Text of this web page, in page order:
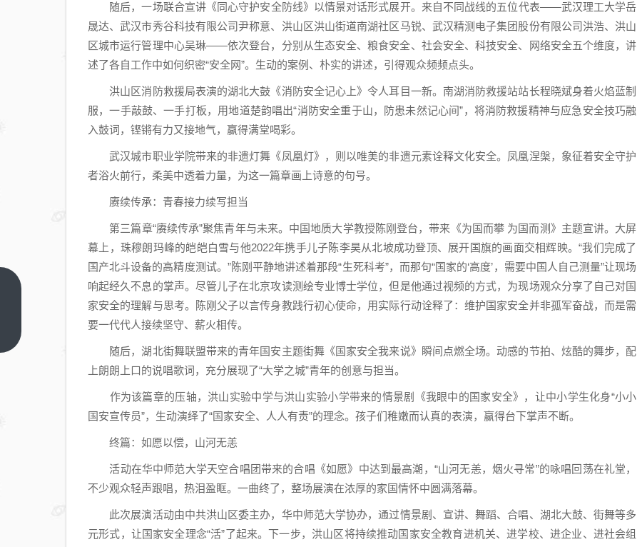
随后，一场联合宣讲《同心守护安全防线》以情景对话形式展开。来自不同战线的五位代表——武汉理工大学岳
晟达、武汉市秀谷科技有限公司尹称意、洪山区洪山街道南湖社区马锐、武汉精测电子集团股份有限公司洪浩、洪山
区城市运行管理中心吴琳——依次登台，分别从生态安全、粮食安全、社会安全、科技安全、网络安全五个维度，讲
述了各自工作中如何织密“安全网”。生动的案例、朴实的讲述，引得观众频频点头。
洪山区消防救援局表演的湖北大鼓《消防安全记心上》令人耳目一新。南湖消防救援站站长程晓斌身着火焰蓝制
服，一手敲鼓、一手打板，用地道楚韵唱出“消防安全重于山，防患未然记心间”，将消防救援精神与应急安全技巧融
入鼓词，铿锵有力又接地气，赢得满堂喝彩。
武汉城市职业学院带来的非遗灯舞《凤凰灯》，则以唯美的非遗元素诠释文化安全。凤凰涅槃，象征着安全守护
者浴火前行，柔美中透着力量，为这一篇章画上诗意的句号。
赓续传承：青春接力续写担当
第三篇章“赓续传承”聚焦青年与未来。中国地质大学教授陈刚登台，带来《为国而攀 为国而测》主题宣讲。大屏
幕上，珠穆朗玛峰的皑皑白雪与他2022年携手儿子陈李昊从北坡成功登顶、展开国旗的画面交相辉映。“我们完成了
国产北斗设备的高精度测试。”陈刚平静地讲述着那段“生死科考”，而那句“国家的‘高度’，需要中国人自己测量”让现场
响起经久不息的掌声。尽管儿子在北京攻读测绘专业博士学位，但是他通过视频的方式，为现场观众分享了自己对国
家安全的理解与思考。陈刚父子以言传身教践行初心使命，用实际行动诠释了：维护国家安全并非孤军奋战，而是需
要一代代人接续坚守、薪火相传。
随后，湖北街舞联盟带来的青年国安主题街舞《国家安全我来说》瞬间点燃全场。动感的节拍、炫酷的舞步，配
上朗朗上口的说唱歌词，充分展现了“大学之城”青年的创意与担当。
作为该篇章的压轴，洪山实验中学与洪山实验小学带来的情景剧《我眼中的国家安全》，让中小学生化身“小小
国安宣传员”，生动演绎了“国家安全、人人有责”的理念。孩子们稚嫩而认真的表演，赢得台下掌声不断。
终篇：如愿以偿，山河无恙
活动在华中师范大学天空合唱团带来的合唱《如愿》中达到最高潮，“山河无恙，烟火寻常”的咏唱回荡在礼堂，
不少观众轻声跟唱，热泪盈眶。一曲终了，整场展演在浓厚的家国情怀中圆满落幕。
此次展演活动由中共洪山区委主办，华中师范大学协办，通过情景剧、宣讲、舞蹈、合唱、湖北大鼓、街舞等多
元形式，让国家安全理念“活”了起来。下一步，洪山区将持续推动国家安全教育进机关、进学校、进企业、进社会组